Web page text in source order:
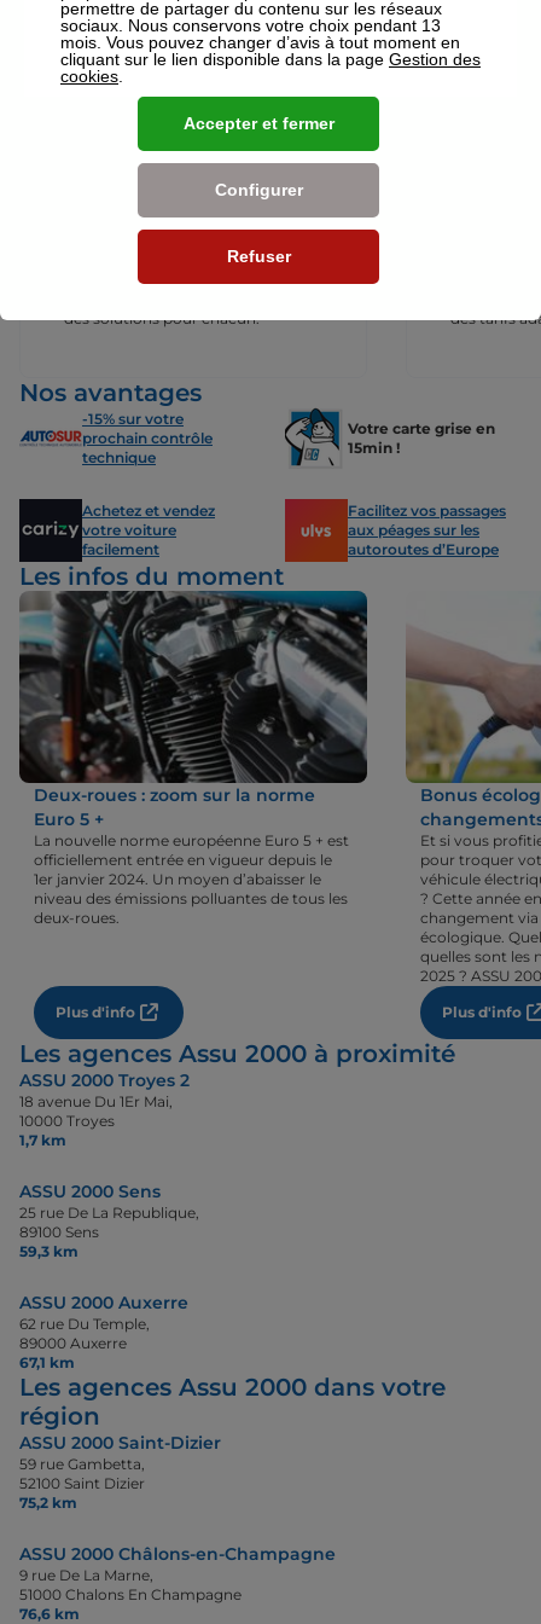
votre disposition pour réaliser un devis gratuit pour vos assurances
ou mutuelles à Troyes.
Nos offres pour les particuliers
Assurance Auto
de conducteurs. Jeunes permis,
conducteurs expérimentés,
des solutions pour chacun.
des tarifs
Nos avantages
-15% sur votre
prochain contrôle
technique
Votre carte grise en
15min !
Achetez et vendez
votre voiture
facilement
Facilitez vos passages
aux péages sur les
autoroutes d’Europe
Les infos du moment
Deux-roues : zoom sur la norme
Euro 5 +
La nouvelle norme européenne Euro 5 + est
officiellement entrée en vigueur depuis le
1er janvier 2024. Un moyen d’abaisser le
niveau des émissions polluantes de tous les
deux-roues.
Plus d'info
Bonus
Et si vous
pour troquer
véhicule
? Cette année
changement
écologique.
quelles sont les
2025 ? ASSU
Plus d'info
Les agences Assu 2000 à proximité
ASSU 2000 Troyes 2
18 avenue Du 1Er Mai,
10000 Troyes
1,7 km
ASSU 2000 Sens
25 rue De La Republique,
89100 Sens
59,3 km
ASSU 2000 Auxerre
62 rue Du Temple,
89000 Auxerre
67,1 km
Les agences Assu 2000 dans votre
région
ASSU 2000 Saint-Dizier
59 rue Gambetta,
52100 Saint Dizier
75,2 km
ASSU 2000 Châlons-en-Champagne
9 rue De La Marne,
51000 Chalons En Champagne
76,6 km
permettre de partager du contenu sur les réseaux
sociaux. Nous conservons votre choix pendant 13
mois. Vous pouvez changer d’avis à tout moment en
cliquant sur le lien disponible dans la page Gestion des
cookies
Refuser
Configurer
Accepter et fermer